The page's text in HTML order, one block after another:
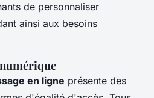
de personnaliser
ainsi aux besoins
en ligne présente des